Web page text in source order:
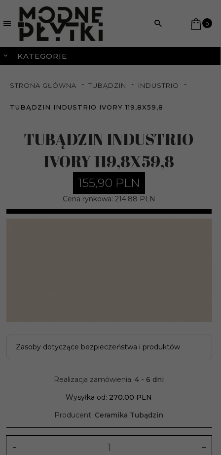
0
KATEGORIE
STRONA GŁÓWNA TUBĄDZIN INDUSTRIO
TUBĄDZIN INDUSTRIO IVORY 119,8X59,8
TUBĄDZIN INDUSTRIO
IVORY 119,8X59,8
155,90 PLN
Cena rynkowa: 214.88 PLN
Zasoby dotyczące bezpieczeństwa i produktów
Realizacja zamówienia: 4 - 6 dni
Wysyłka od: 270.00 PLN
Producent: Ceramika Tubądzin